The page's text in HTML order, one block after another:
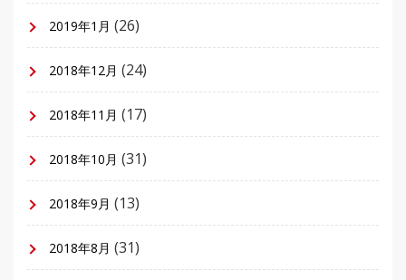
2019年1月 (26)
2018年12月 (24)
2018年11月 (17)
2018年10月 (31)
2018年9月 (13)
2018年8月 (31)